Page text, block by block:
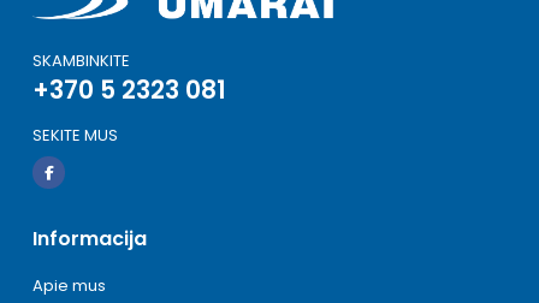
SKAMBINKITE
+370 5 2323 081
SEKITE MUS
Informacija
Apie mus